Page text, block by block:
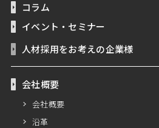
コラム
イベント・セミナー
人材採用をお考えの企業様
会社概要
会社概要
沿革